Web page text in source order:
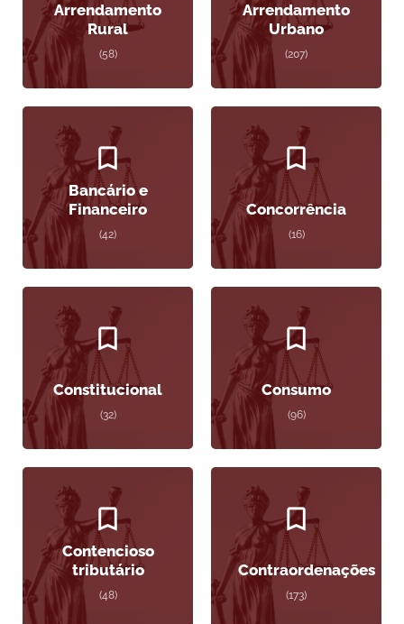
Arrendamento
Rural
(58)
Arrendamento
Urbano
(207)
Bancário e
Financeiro
(42)
Concorrência
(16)
Constitucional
(32)
Consumo
(96)
Contencioso
tributário
(48)
Contraordenações
(173)